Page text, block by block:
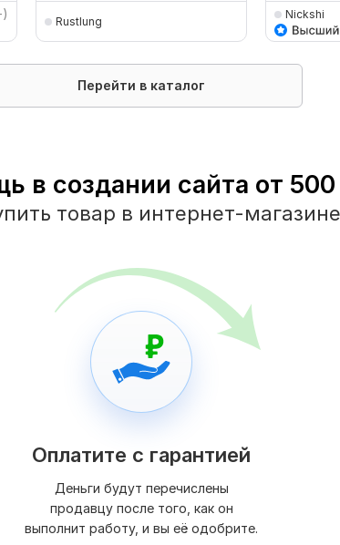
Rustlung
Nickshi
Перейти в каталог
в создании сайта от 500
товар в интернет-магазине
Оплатите с гарантией
Деньги будут перечислены
продавцу после того, как он
выполнит работу, и вы её одобрите.